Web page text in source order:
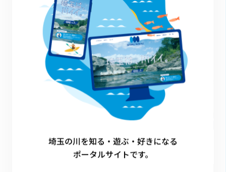
埼玉の川を知る・遊ぶ・好きになる
ポータルサイトです。